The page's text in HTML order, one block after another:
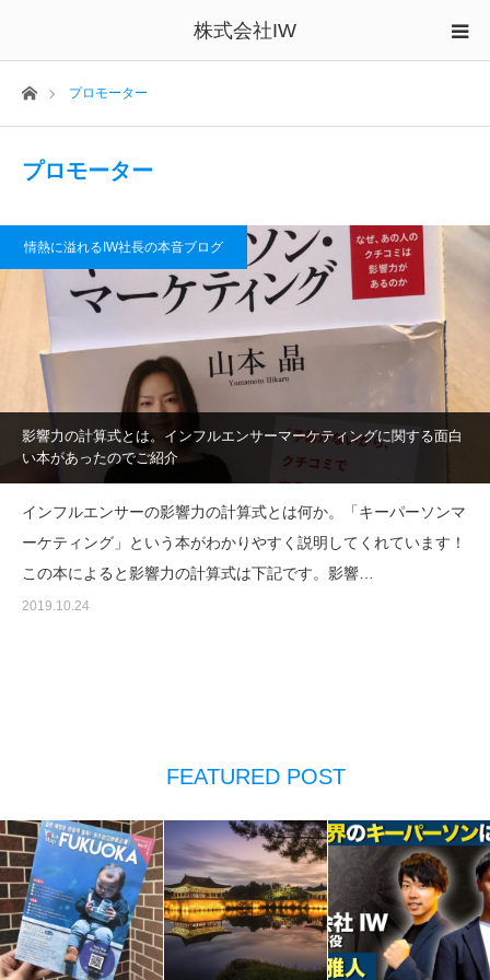
株式会社IW
ホームプロモーター
プロモーター
情熱に溢れるIW社長の本音ブログ
影響力の計算式とは。インフルエンサーマーケティングに関する面白
い本があったのでご紹介
インフルエンサーの影響力の計算式とは何か。「キーパーソンマ
ーケティング」という本がわかりやすく説明してくれています！
この本によると影響力の計算式は下記です。影響…
2019.10.24
FEATURED POST